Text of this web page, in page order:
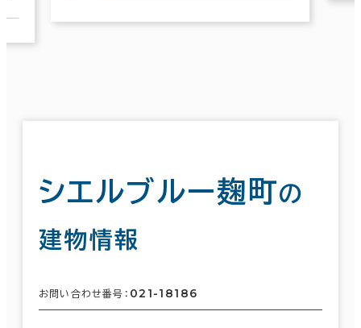
シエルブルー麹町の
建物情報
お問い合わせ番号： 021-18186